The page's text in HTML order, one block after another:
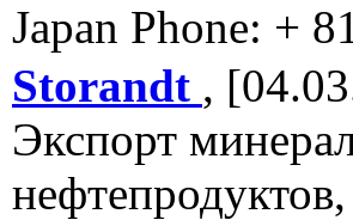
Japan Phone: +
Storandt ,
Экспорт
нефтепродуктов,